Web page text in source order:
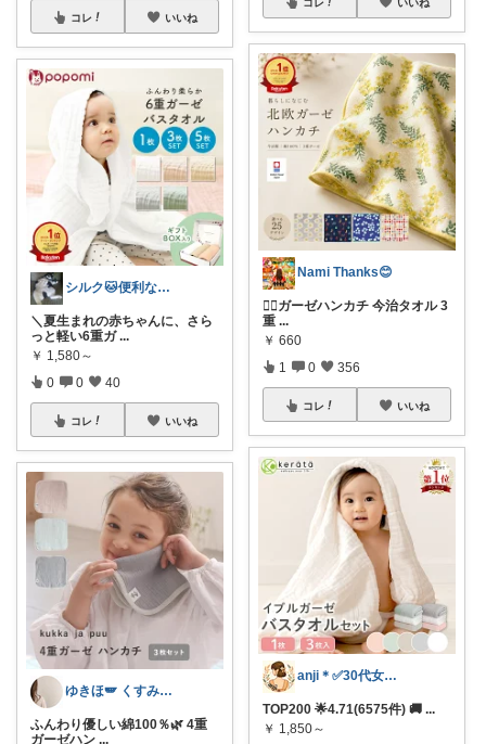
コレ いいね
シルク🐱便利な暮らし
＼夏生まれの赤ちゃんに、さら
っと軽い6重ガ ...
￥ 1,580～
0 0 40
コレ いいね
ゆきほ🪽 くすみカラー×小学生ママ
ふんわり優しい綿100％🌿 4重
ガーゼハン ...
Nami Thanks😊
💁‍♀️ガーゼハンカチ 今治タオル 3
重 ...
￥ 660
1 0 356
コレ いいね
anji＊✅30代女性売上ランキング🏆
TOP200 🌟4.71(6575件) 🚚 ...
￥ 1,850～